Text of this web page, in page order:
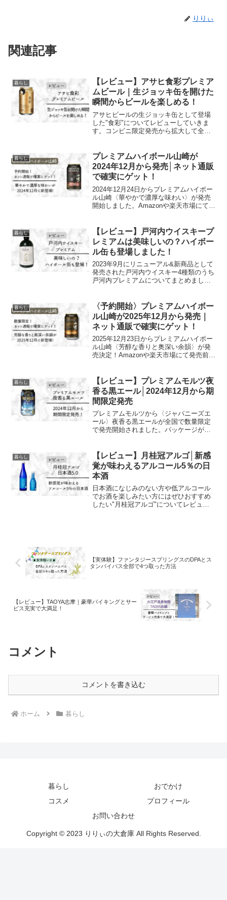
りりぃ
関連記事
暮らし
【レビュー】アサヒ食彩プレミア
ムビール｜生ジョッキ缶を開けた
瞬間からビールを楽しめる！
アサヒビールの生ジョッキ缶として登場
した"食彩"についてレビューしていきま
す。コンビニ限定発売から拡大して全業
暮らし
プレミアムハイボール山崎が
2024年12月から発売│ネット通販
で確実にゲット！
2024年12月24日からプレミアムハイボー
ル山崎〈華やかで濃厚な味わい〉が発売
開始しました。Amazonや楽天市場にて発
暮らし
【レビュー】戸河内ウイスキープ
レミアムは美味しいの？ハイボー
ル缶も登場しました！
2023年9月にリニューアル&新商品として
発売された戸河内ウイスキー4種類のうち
戸河内プレミアムについてまとめまし
暮らし
〈予約開始〉プレミアムハイボー
ル山崎が2025年12月から発売｜
ネット通販で確実にゲット！
2025年12月23日からプレミアムハイボー
ル山崎〈芳醇な香りと奥深い余韻〉が発
売決定！Amazonや楽天市場にて発売前か
暮らし
【レビュー】プレミアムモルツ夜
香る黒エール│2024年12月から期
間限定発売
プレミアムモルツから〈ジャパニーズエ
ール〉夜香る黒エールが全国で数量限定
で発売開始されました。パッケージがお
暮らし
【レビュー】月桂冠アルゴ│新感
覚が味わえるアルコール5％の日
本酒
日本酒になじみのない方や低アルコール
でお酒を楽しみたい方にはぜひおすすめ
したい"月桂冠アルゴ"についてレビュー
【実体験】ファンタジースプリングスのDPAとス
タンバイパス全部で4つ取った方法
【レビュー】TAOYA志摩｜豪華バイキングとサー
ビス充実で大満足！
コメント
コメントを書き込む
ホーム 暮らし
暮らし
おでかけ
コスメ
プロフィール
お問い合わせ
Copyright © 2023 りりぃの大倉庫 All Rights Reserved.